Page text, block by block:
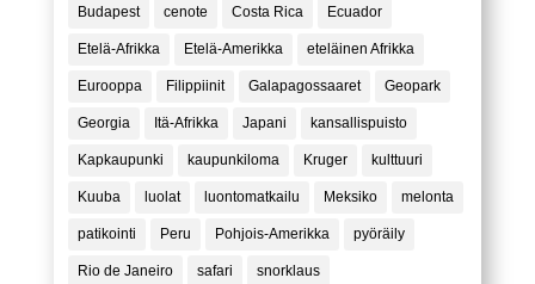
Budapest cenote Costa Rica Ecuador
Etelä-Afrikka Etelä-Amerikka eteläinen Afrikka
Eurooppa Filippiinit Galapagossaaret Geopark
Georgia Itä-Afrikka Japani kansallispuisto
Kapkaupunki kaupunkiloma Kruger kulttuuri
Kuuba luolat luontomatkailu Meksiko melonta
patikointi Peru Pohjois-Amerikka pyöräily
Rio de Janeiro safari snorklaus